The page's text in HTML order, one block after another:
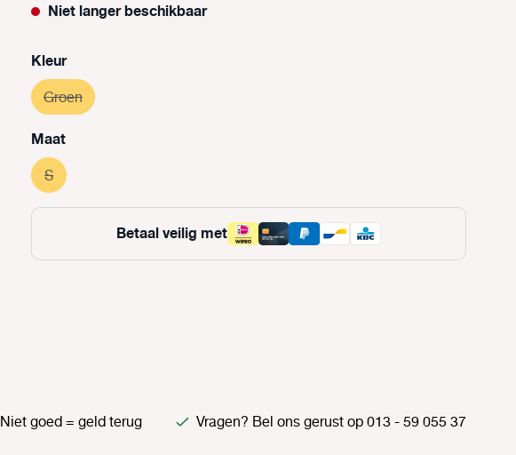
Niet langer beschikbaar
Selecteer
Kleur
Groen(Deze optie is momenteel niet beschikbaar.)
Selecteer
Maat
S(Deze optie is momenteel niet beschikbaar.)
Betaal veilig met
Niet goed = geld terug Vragen? Bel ons gerust op 013 - 59 055 37